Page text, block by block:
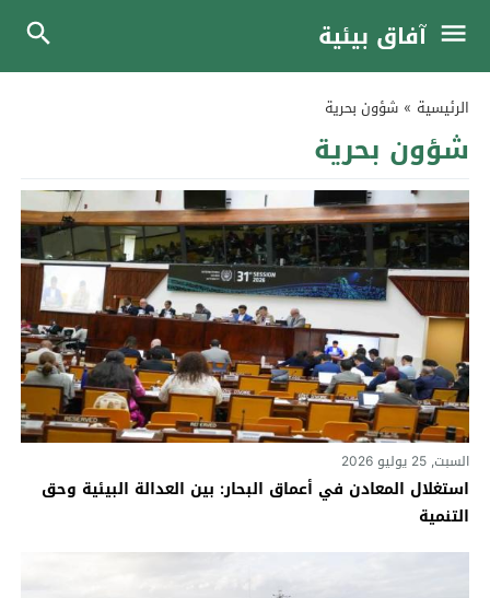
آفاق بيئية
الرئيسية » شؤون بحرية
شؤون بحرية
السبت, 25 يوليو 2026
استغلال المعادن في أعماق البحار: بين العدالة البيئية وحق
التنمية